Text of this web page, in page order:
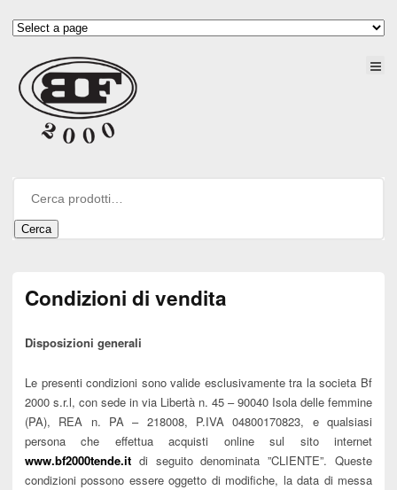
Cerca
Condizioni di vendita
Disposizioni generali
Le presenti condizioni sono valide esclusivamente tra la societa Bf
2000 s.r.l, con sede in via Libertà n. 45 – 90040 Isola delle femmine
(PA), REA n. PA – 218008, P.IVA 04800170823, e qualsiasi
persona che effettua acquisti online sul sito internet
www.bf2000tende.it di seguito denominata ”CLIENTE”. Queste
condizioni possono essere oggetto di modifiche, la data di messa